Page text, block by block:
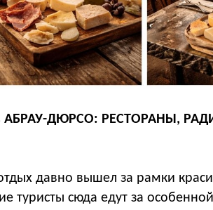
АБРАУ-ДЮРСО: РЕСТОРАНЫ,
давно вышел за рамки
туристы сюда едут за